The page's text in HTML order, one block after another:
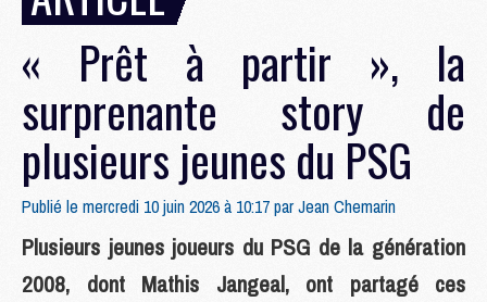
« Prêt à partir », la
surprenante story de
plusieurs jeunes du PSG
Publié le mercredi 10 juin 2026 à 10:17 parJean Chemarin
Plusieurs jeunes joueurs du PSG de la génération
2008, dont Mathis Jangeal, ont partagé ces